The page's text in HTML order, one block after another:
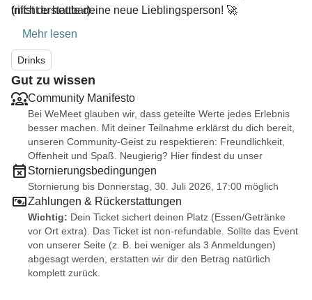
(nicht erstattbar).
triffst du heute deine neue Lieblingsperson! 🚀
Mehr lesen
Drinks
Gut zu wissen
Community Manifesto
Bei WeMeet glauben wir, dass geteilte Werte jedes Erlebnis
besser machen. Mit deiner Teilnahme erklärst du dich bereit,
unseren Community-Geist zu respektieren: Freundlichkeit,
Offenheit und Spaß. Neugierig? Hier findest du unser
Stornierungsbedingungen
Stornierung bis Donnerstag, 30. Juli 2026, 17:00 möglich
Zahlungen & Rückerstattungen
Wichtig: Dein Ticket sichert deinen Platz (Essen/Getränke
vor Ort extra). Das Ticket ist non-refundable. Sollte das Event
von unserer Seite (z. B. bei weniger als 3 Anmeldungen)
abgesagt werden, erstatten wir dir den Betrag natürlich
komplett zurück.